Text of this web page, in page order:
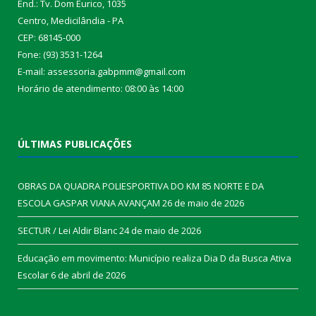
End.: Tv. Dom Eurico, 1035
Centro, Medicilândia - PA
CEP: 68145-000
Fone: (93) 3531-1264
E-mail: assessoria.gabpmm@gmail.com
Horário de atendimento: 08:00 às 14:00
ÚLTIMAS PUBLICAÇÕES
OBRAS DA QUADRA POLIESPORTIVA DO KM 85 NORTE E DA
ESCOLA GASPAR VIANA AVANÇAM 26 de maio de 2026
SECTUR / Lei Aldir Blanc24 de maio de 2026
Educação em movimento: Município realiza Dia D da Busca Ativa
Escolar6 de abril de 2026